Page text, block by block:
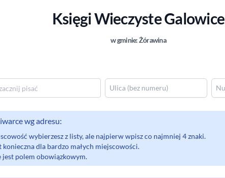
Księgi WieczysteGalowice
w gminie:Żórawina
wg adresu:
wybierzesz z listy, ale najpierw wpisz co najmniej 4 znaki.
konieczna dla bardzo małych miejscowości.
jest polem obowiązkowym.